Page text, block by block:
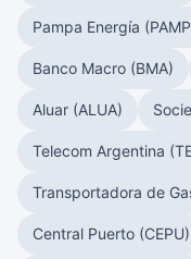
Pampa Energía
Banco Macro (BMA)
Aluar (ALUA)
Telecom Argentina
Transportadora de
Central Puerto (CEPU)